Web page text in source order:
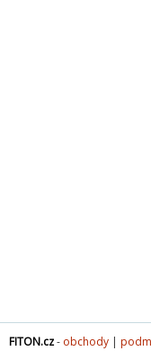
FITON.cz- obchody |